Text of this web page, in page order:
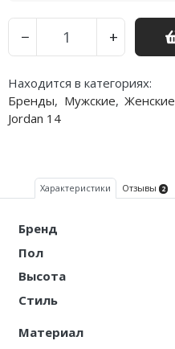
− +
Находится в категориях:
Бренды, Мужские, Женские
Jordan 14
Характеристики Отзывы 2
Бренд
Пол
Высота
Стиль
Материал